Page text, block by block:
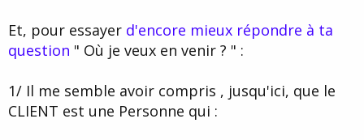
Et, pour essayer d'encore mieux répondre à ta
question " Où je veux en venir ? " :
1/ Il me semble avoir compris , jusqu'ici, que le
CLIENT est une Personne qui :